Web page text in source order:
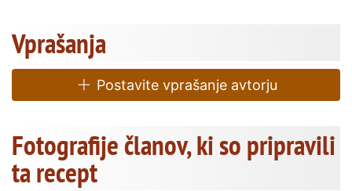
Vprašanja
Postavite vprašanje avtorju
Fotografije članov, ki so pripravili
ta recept